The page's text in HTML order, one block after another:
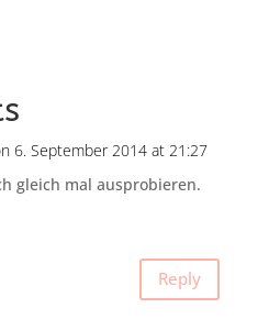
6. September 2014 at 21:27
gleich mal ausprobieren.
Reply